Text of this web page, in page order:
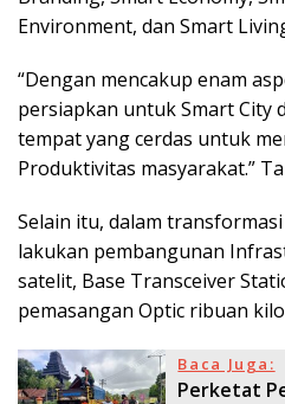
Environment, dan Smart
“Dengan mencakup enam
persiapkan untuk Smart City
tempat yang cerdas untuk
Produktivitas masyarakat.”
Selain itu, dalam
lakukan pembangunan
satelit, Base Transceiver
pemasangan Optic ribuan
Baca Juga:
Perketat